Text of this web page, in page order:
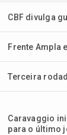
CBF divulga
Frente Ampla
Terceira
Caravaggio
para o último